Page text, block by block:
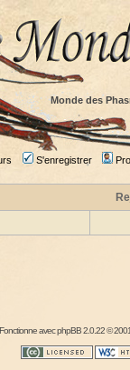
Monde des
S'enregistrer
Fonctionne avecphpBB2.0.22 ©